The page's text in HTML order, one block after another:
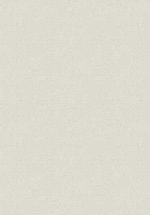
3 三菱合資
三菱と九州
長崎造船所
槙峰鉱山
炭鉱における電灯利用
第2章 市場拡大と合従連衡 1905~1913
第1節 技術革新と市場拡大
1 日露戦争後の日本経済
日露戦争後の企業勃興